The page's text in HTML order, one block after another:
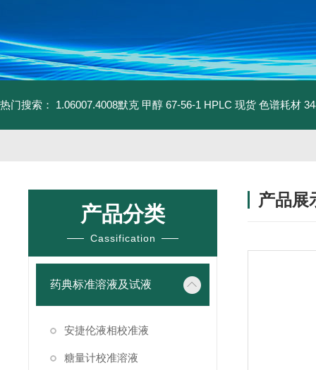
热门搜索： 1.06007.4008默克 甲醇 67-56-1 HPLC 现货 色谱耗材
产品分类
Cassification
药典标准溶液及试液
安捷伦液相校准液
糖量计校准溶液
产品展